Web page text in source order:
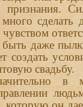
быть даже
создать
свадьбу.